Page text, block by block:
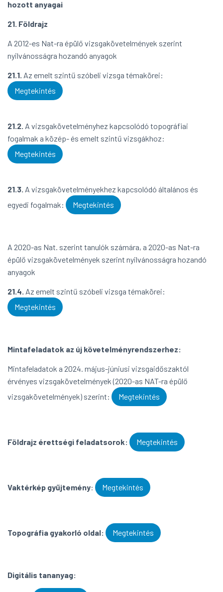
hozott anyagai
21. Földrajz
A 2012-es Nat-ra épülő vizsgakövetelmények szerint
nyilvánosságra hozandó anyagok
21.1. Az emelt szintű szóbeli vizsga témakörei:
Megtekintés
21.2. A vizsgakövetelményhez kapcsolódó topográfiai
fogalmak a közép- és emelt szintű vizsgákhoz:
Megtekintés
21.3. A vizsgakövetelményekhez kapcsolódó általános és
egyedi fogalmak:
Megtekintés
A 2020-as Nat. szerint tanulók számára, a 2020-as Nat-ra
épülő vizsgakövetelmények szerint nyilvánosságra hozandó
anyagok
21.4. Az emelt szintű szóbeli vizsga témakörei:
Megtekintés
Mintafeladatok az új követelményrendszerhez:
Mintafeladatok a 2024. május-júniusi vizsgaidőszaktól
érvényes vizsgakövetelmények (2020-as NAT-ra épülő
vizsgakövetelmények) szerint:
Megtekintés
Földrajz érettségi feladatsorok: Megtekintés
Vaktérkép gyűjtemény: Megtekintés
Topográfia gyakorló oldal: Megtekintés
Digitális tananyag: